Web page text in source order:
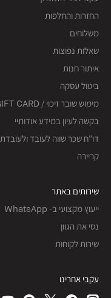
החזרות והחלפות
משלוחים
שאלות נפוצות
איתור חנות
ביטול עסקה
מימוש שובר זיכוי / GIFT CARD
בקשה לעיון במידע אודותיי
דו"ח שכר שווה לעובד ולעובדת 2025
קריירה
שירותים באתר
ייעוץ מקצועי ב- WhatsApp
נסי את הגוון
שירות לקוחות
עקבי אחרינו